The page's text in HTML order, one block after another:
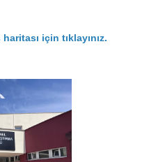
haritası için tıklayınız.